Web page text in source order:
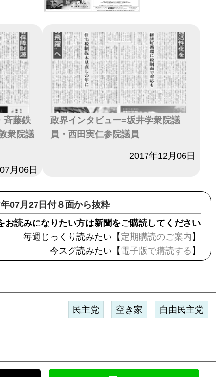
斉藤鉄
衆院議
月06日
政界インタビュー=坂井学衆院議
員・西田実仁参院議員
2017年12月06日
07月27日付８面から抜粋
お読みになりたい方は新聞をご購読してください
毎週じっくり読みたい【 定期購読のご案内 】
今スグ読みたい【 電子版で購読する 】
民主党 空き家 自由民主党